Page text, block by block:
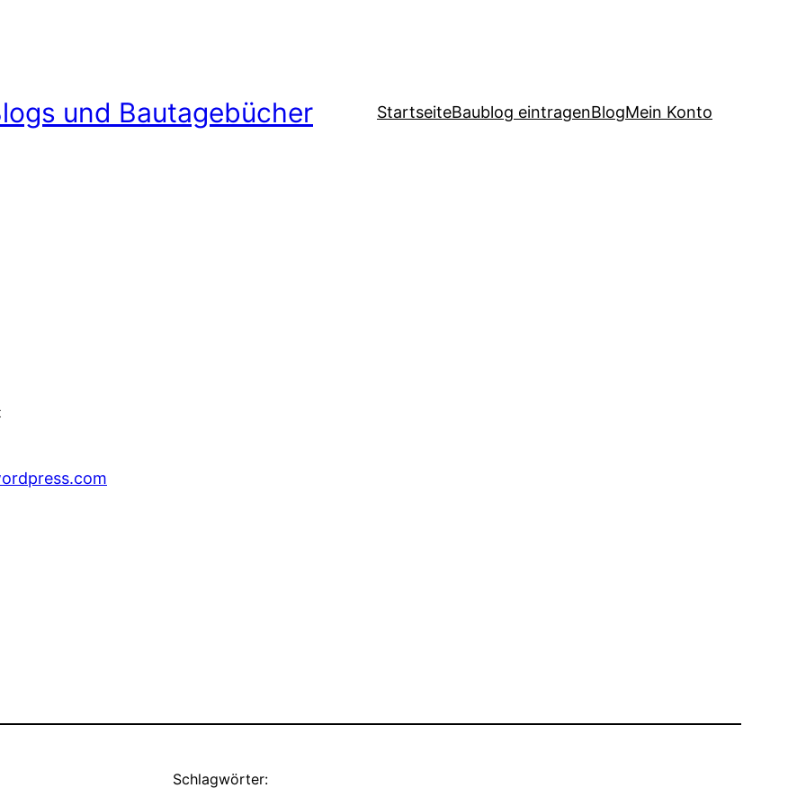
und Bautagebücher StartseiteBaublog eintragenBlogMein Konto
Schlagwörter: